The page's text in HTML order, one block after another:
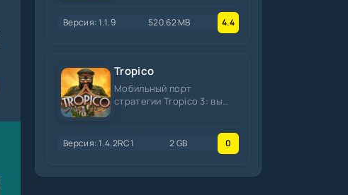
ваша задача —
Версия: 1.1.9 520.62 MB 4.4
Tropico
Мобильный порт
стратегии Tropico 3: вы
застраиваете
Версия: 1.4.2RC1 2 GB 0